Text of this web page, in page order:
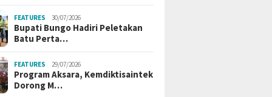
FEATURES 30/07/2026
Bupati Bungo Hadiri Peletakan
Batu Perta…
FEATURES 29/07/2026
Program Aksara, Kemdiktisaintek
Dorong M…